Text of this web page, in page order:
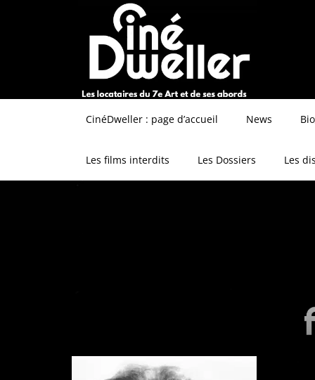
CinéDweller : page d’accueil News
Les films interdits Les Dossiers Les